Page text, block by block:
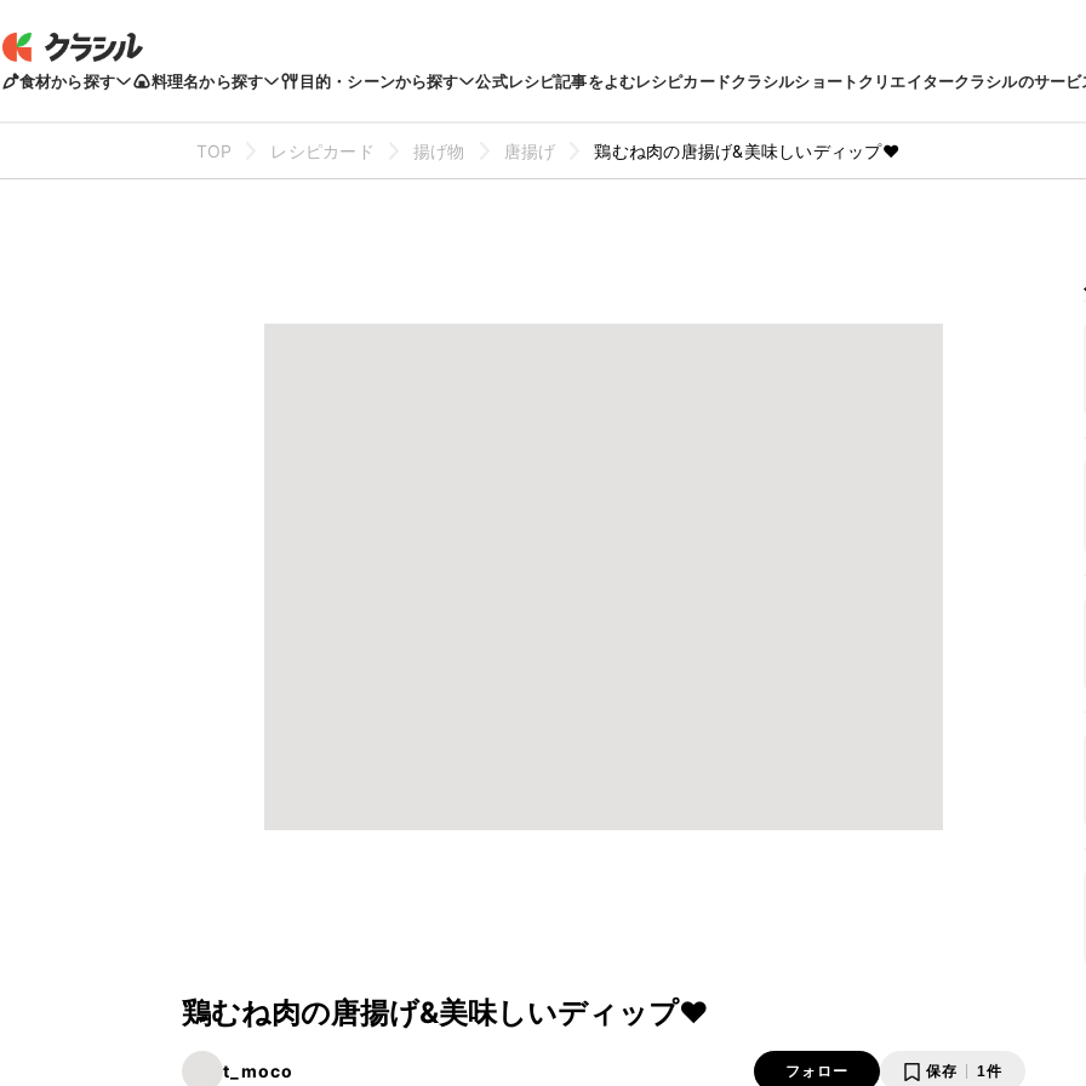
食材から探す 料理名から探す 目的・シーンから探す 公式レシピ記事をよむレシピカードクラシルショートクリエイタークラシルのサービ
TOP レシピカード 揚げ物 唐揚げ 鶏むね肉の唐揚げ&美味しいディップ❤️
鶏むね肉の唐揚げ&美味しいディップ❤️
t_moco フォロー 保存 1件